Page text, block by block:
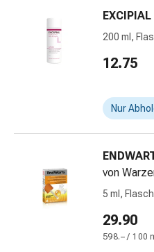
Haar-
Medikamente
Kopfläuse
Gesichtspflege
Augenpflege
Pflegemasken
Reinigung
EXCIPIAL
200 ml,
12.75
Nur
von
5 ml,
29.90
598.– / 100